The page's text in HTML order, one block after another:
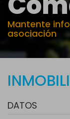
Mantente
asociación
DATOS